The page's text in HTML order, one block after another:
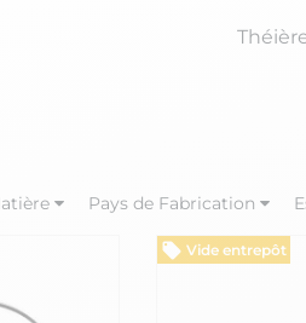
Pays de Fabrication
Vide entrepôt